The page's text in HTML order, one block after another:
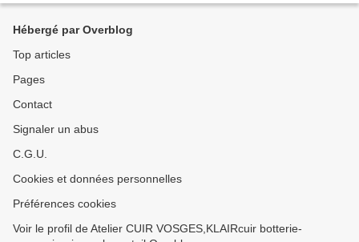
Hébergé par Overblog
Top articles
Pages
Contact
Signaler un abus
C.G.U.
Cookies et données personnelles
Préférences cookies
Voir le profil de Atelier CUIR VOSGES,KLAIRcuir botterie-